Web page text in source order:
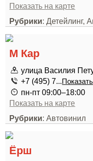
Показать на карте
Рубрики: Детейлинг,
M Кар
улица Василия
+7 (495) 7...
пн-пт 09:00–18:00
Показать на карте
Рубрики: Автовинил
Ёрш